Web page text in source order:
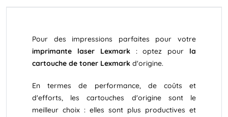
Pour des impressions parfaites pour votre
imprimante laser Lexmark: optez pour la
cartouche de toner Lexmark d'origine.
En termes de performance, de coûts et
d'efforts, les cartouches d'origine sont le
meilleur choix : elles sont plus productives et